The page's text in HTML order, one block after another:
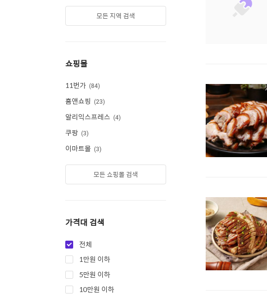
모든 지역 검색
쇼핑몰
11번가 84
홈앤쇼핑 23
알리익스프레스 4
쿠팡 3
이마트몰 3
모든 쇼핑몰 검색
가격대 검색
전체
1만원 이하
5만원 이하
10만원 이하